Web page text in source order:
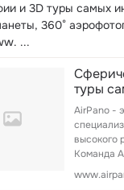
и 3D туры самых
360°
...
туры
AirPano -
высокого
Команда
наиболее